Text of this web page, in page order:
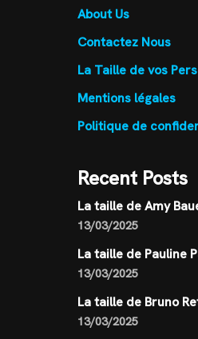
About Us
Contactez Nous
La Taille de vos
Mentions légales
Politique de
Recent Posts
La taille de Amy
13/03/2025
La taille de Pauline
13/03/2025
La taille de Bruno
13/03/2025